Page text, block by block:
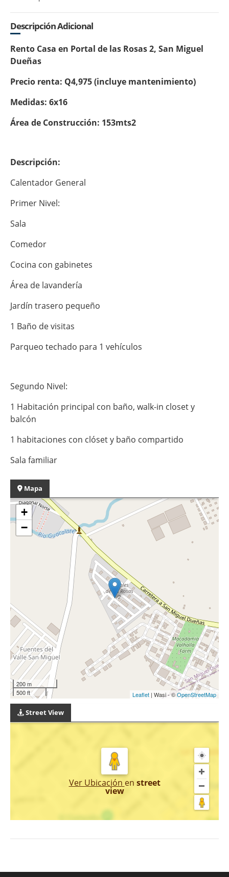
Descripción Adicional
Rento Casa en Portal de las Rosas 2, San Miguel
Dueñas
Precio renta: Q4,975 (incluye mantenimiento)
Medidas: 6x16
Área de Construcción: 153mts2
Descripción:
Calentador General
Primer Nivel:
Sala
Comedor
Cocina con gabinetes
Área de lavandería
Jardín trasero pequeño
1 Baño de visitas
Parqueo techado para 1 vehículos
Segundo Nivel:
1 Habitación principal con baño, walk-in closet y
balcón
1 habitaciones con clóset y baño compartido
Sala familiar
Mapa
+
−
200 m
500 ft
Leaflet | Wasi - ©OpenStreetMap
Street View
Ver Ubicación en street
view